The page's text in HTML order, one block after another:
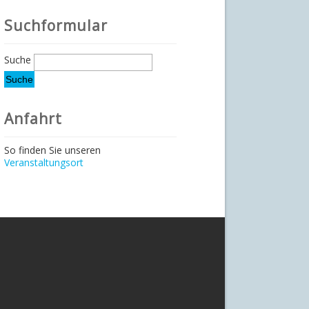
Suchformular
Suche
Anfahrt
So finden Sie unseren
Veranstaltungsort